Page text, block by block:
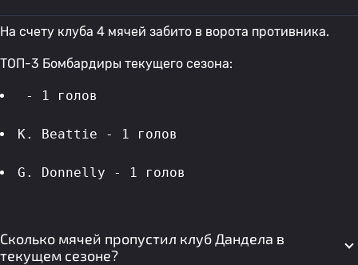
На счету клуба 4 мячей забито в ворота противника.
ТОП-3 Бомбардиры текущего сезона:
- 1 голов
K. Beattie - 1 голов
G. Donnelly - 1 голов
Сколько мячей пропустил клуб Дандела в
текущем сезоне?